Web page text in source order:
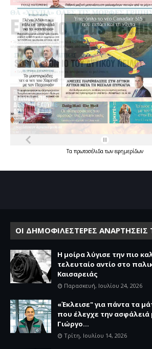
Τα πρωτοσέλιδατων εφημερίδων
ΟΙ ΔΗΜΟΦΙΛΕΣΤΕΡΕΣ
Η μοίρα λύγισε την πιο
τελευταίο αντίο στο
Καισαρειάς
Παρασκευή, Ιουλίου 24, 2026
«Έκλεισε" για πάντα τα
που έλεγχε την
Γιώργο...
Τρίτη, Ιουλίου 14, 2026